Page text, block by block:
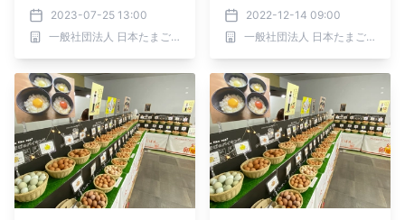
2023-07-25 13:00
一般社団法人 日本たまごかけごはん研究所
2022-12-14 09:00
一般社団法人 日本たまごかけごはん研究所